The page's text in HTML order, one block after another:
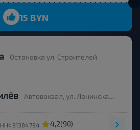
15 BYN
Остановка ул. Строителей
Автовокзал, ул. Ленинская 93, платформа 6
4,2(90)